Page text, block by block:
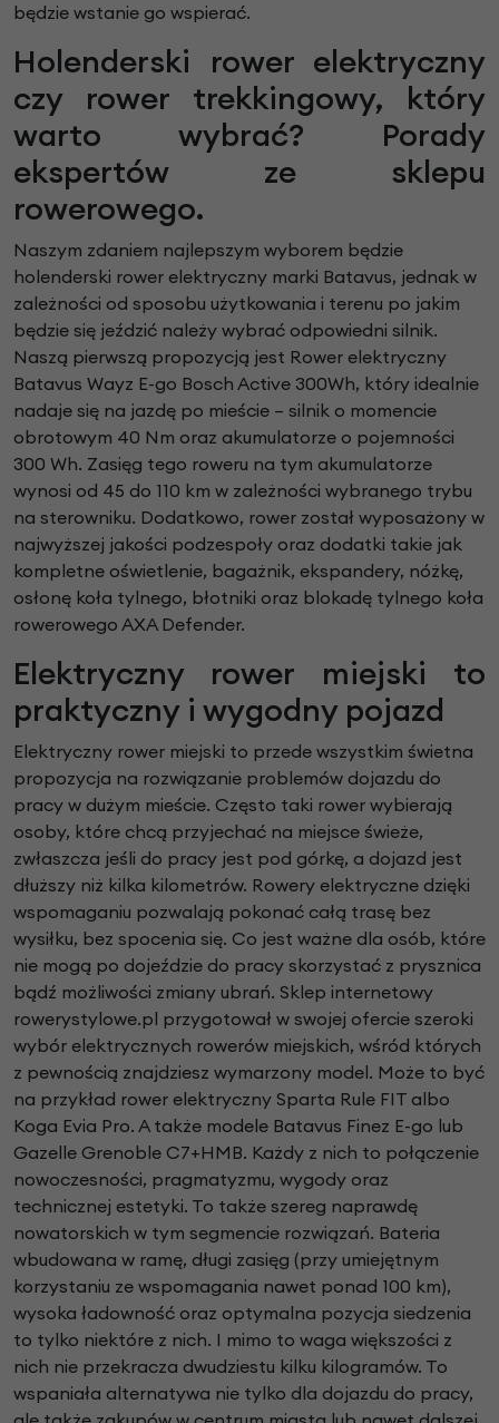
będzie wstanie go wspierać.
Holenderski rower elektryczny
czy rower trekkingowy, który
warto wybrać? Porady
ekspertów ze sklepu
rowerowego.
Naszym zdaniem najlepszym wyborem będzie
holenderski rower elektryczny marki Batavus, jednak w
zależności od sposobu użytkowania i terenu po jakim
będzie się jeździć należy wybrać odpowiedni silnik.
Naszą pierwszą propozycją jest Rower elektryczny
Batavus Wayz E-go Bosch Active 300Wh, który idealnie
nadaje się na jazdę po mieście – silnik o momencie
obrotowym 40 Nm oraz akumulatorze o pojemności
300 Wh. Zasięg tego roweru na tym akumulatorze
wynosi od 45 do 110 km w zależności wybranego trybu
na sterowniku. Dodatkowo, rower został wyposażony w
najwyższej jakości podzespoły oraz dodatki takie jak
kompletne oświetlenie, bagażnik, ekspandery, nóżkę,
osłonę koła tylnego, błotniki oraz blokadę tylnego koła
rowerowego AXA Defender.
Elektryczny rower miejski to
praktyczny i wygodny pojazd
Elektryczny rower miejski to przede wszystkim świetna
propozycja na rozwiązanie problemów dojazdu do
pracy w dużym mieście. Często taki rower wybierają
osoby, które chcą przyjechać na miejsce świeże,
zwłaszcza jeśli do pracy jest pod górkę, a dojazd jest
dłuższy niż kilka kilometrów. Rowery elektryczne dzięki
wspomaganiu pozwalają pokonać całą trasę bez
wysiłku, bez spocenia się. Co jest ważne dla osób, które
nie mogą po dojeździe do pracy skorzystać z prysznica
bądź możliwości zmiany ubrań. Sklep internetowy
rowerystylowe.pl przygotował w swojej ofercie szeroki
wybór elektrycznych rowerów miejskich, wśród których
z pewnością znajdziesz wymarzony model. Może to być
na przykład rower elektryczny Sparta Rule FIT albo
Koga Evia Pro. A także modele Batavus Finez E-go lub
Gazelle Grenoble C7+HMB. Każdy z nich to połączenie
nowoczesności, pragmatyzmu, wygody oraz
technicznej estetyki. To także szereg naprawdę
nowatorskich w tym segmencie rozwiązań. Bateria
wbudowana w ramę, długi zasięg (przy umiejętnym
korzystaniu ze wspomagania nawet ponad 100 km),
wysoka ładowność oraz optymalna pozycja siedzenia
to tylko niektóre z nich. I mimo to waga większości z
nich nie przekracza dwudziestu kilku kilogramów. To
wspaniała alternatywa nie tylko dla dojazdu do pracy,